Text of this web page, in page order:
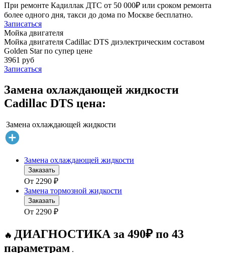
При ремонте Кадиллак ДТС от 50 000₽ или сроком ремонта
более одного дня, такси до дома по Москве бесплатно.
Записаться
Мойка двигателя
Мойка двигателя Cadillac DTS диэлектрическим составом
Golden Star по супер цене
3961 руб
Записаться
Замена охлаждающей жидкости
Cadillac DTS цена:
Замена охлаждающей жидкости
Замена охлаждающей жидкости
Заказать
От 2290 ₽
Замена тормозной жидкости
Заказать
От 2290 ₽
🔥 ДИАГНОСТИКА за 490₽ по 43
параметрам .